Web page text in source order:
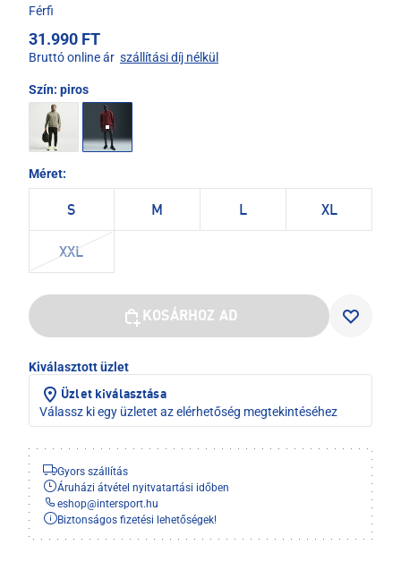
Férfi
31.990 FT
Bruttó online ár szállítási díj nélkül
Szín: piros
Méret:
S M L XL
XXL
KOSÁRHOZ AD
Kiválasztott üzlet
Üzlet kiválasztása
Válassz ki egy üzletet az elérhetőség megtekintéséhez
Gyors szállítás
Áruházi átvétel nyitvatartási időben
eshop@intersport.hu
Biztonságos fizetési lehetőségek!